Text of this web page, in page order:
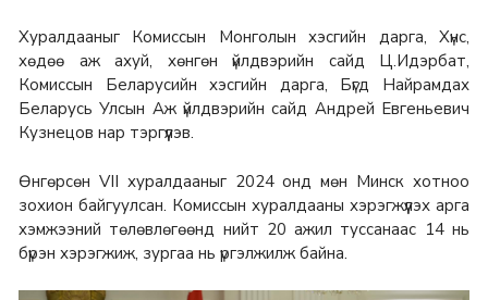
Хуралдааныг Комиссын Монголын хэсгийн дарга, Хүнс,
хөдөө аж ахуй, хөнгөн үйлдвэрийн сайд Ц.Идэрбат,
Комиссын Беларусийн хэсгийн дарга, Бүгд Найрамдах
Беларусь Улсын Аж үйлдвэрийн сайд Андрей Евгеньевич
Кузнецов нар тэргүүлэв.
Өнгөрсөн VII хуралдааныг 2024 онд мөн Минск хотноо
зохион байгуулсан. Комиссын хуралдааны хэрэгжүүлэх арга
хэмжээний төлөвлөгөөнд нийт 20 ажил туссанаас 14 нь
бүрэн хэрэгжиж, зургаа нь үргэлжилж байна.